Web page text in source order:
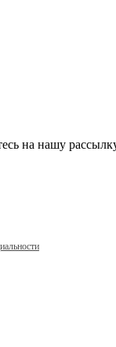
на нашу